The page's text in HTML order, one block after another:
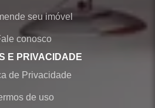
seu imóvel
conosco
E PRIVACIDADE
de Privacidade
de uso